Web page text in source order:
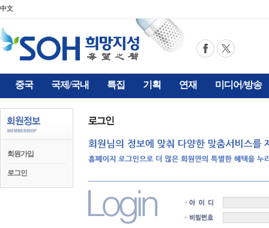
中文
중국 국제/국내 특집 기획 연재 미디어/방송
회원가입
로그인